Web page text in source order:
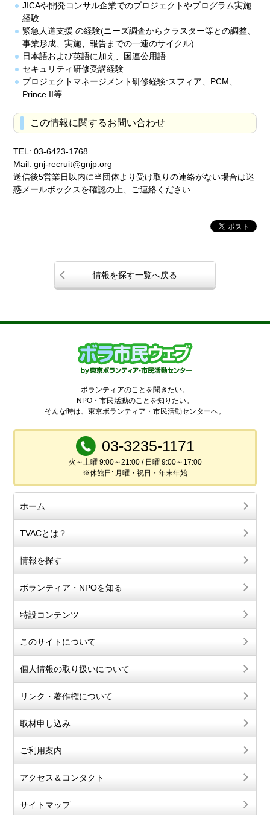
JICAや開発コンサル企業でのプロジェクトやプログラム実施
経験
緊急人道支援 の経験(ニーズ調査からクラスター等との調整、
事業形成、実施、報告までの一連のサイクル)
日本語および英語に加え、国連公用語
セキュリティ研修受講経験
プロジェクトマネージメント研修経験:スフィア、PCM、
Prince II等
この情報に関するお問い合わせ
TEL: 03-6423-1768
Mail: gnj-recruit@gnjp.org
送信後5営業日以内に当団体より受け取りの連絡がない場合は迷
惑メールボックスを確認の上、ご連絡ください
情報を探す一覧へ戻る
ボランティアのことを聞きたい。
NPO・市民活動のことを知りたい。
そんな時は、東京ボランティア・市民活動センターへ。
03-3235-1171
火～土曜 9:00～21:00 / 日曜 9:00～17:00
※休館日: 月曜・祝日・年末年始
ホーム
TVACとは？
情報を探す
ボランティア・NPOを知る
特設コンテンツ
このサイトについて
個人情報の取り扱いについて
リンク・著作権について
取材申し込み
ご利用案内
アクセス＆コンタクト
サイトマップ